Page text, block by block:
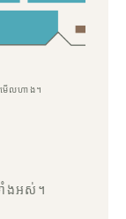
ើល​ហាង។
ាំងអស់។